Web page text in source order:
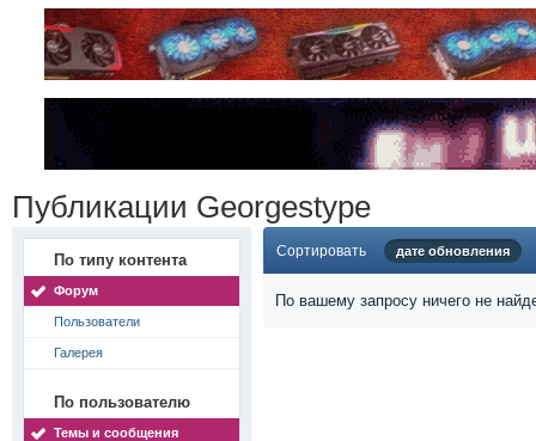
Публикации Georgestype
По типу контента
Форум
Пользователи
Галерея
По пользователю
Темы и сообщения
Сортировать дате обновления
По вашему запросу ничего не